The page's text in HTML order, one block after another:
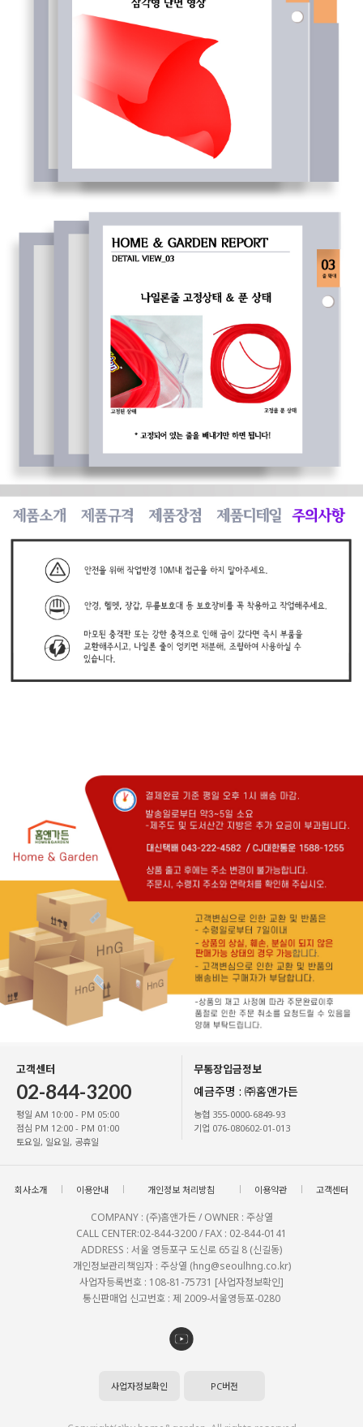
고객센터
02-844-3200
평일 AM 10:00 - PM 05:00
점심 PM 12:00 - PM 01:00
토요일, 일요일, 공휴일
무통장입금정보
예금주명 : ㈜홈앤가든
농협 355-0000-6849-93
기업 076-080602-01-013
회사소개 이용안내 개인정보 처리방침 이용약관 고객센터
COMPANY : (주)홈앤가든 / OWNER : 주상열
CALL CENTER:02-844-3200 / FAX : 02-844-0141
ADDRESS : 서울 영등포구 도신로 65길 8 (신길동)
개인정보관리책임자 : 주상열 (hng@seoulhng.co.kr)
사업자등록번호 : 108-81-75731 [사업자정보확인]
통신판매업 신고번호 : 제 2009-서울영등포-0280
사업자정보확인 PC버전